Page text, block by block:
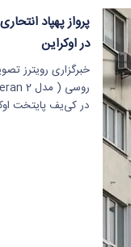
پرواز پهپاد
در اوکراین
خبرگزاری رویترز
در کی‌یف پایتخت